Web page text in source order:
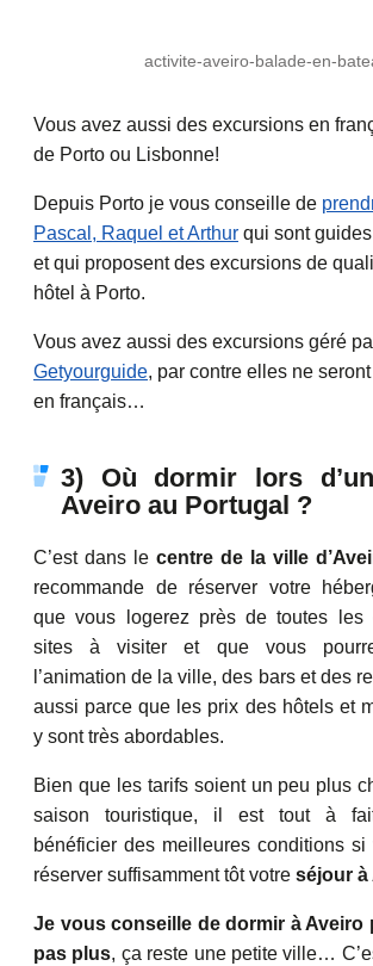
activite-aveiro-balade-en-
Vous avez aussi des excursions en
de Porto ou Lisbonne!
Depuis Porto je vous conseille de
Pascal, Raquel et Arthur qui sont
et qui proposent des excursions de
hôtel à Porto.
Vous avez aussi des excursions géré
Getyourguide, par contre elles ne
en français…
3) Où dormir lors
Aveiro au Portugal ?
C’est dans le centre de la ville
recommande de réserver votre
que vous logerez près de toutes les
sites à visiter et que vous
l’animation de la ville, des bars et des
aussi parce que les prix des hôtels et
y sont très abordables.
Bien que les tarifs soient un peu plus
saison touristique, il est tout à
bénéficier des meilleures conditions
réserver suffisamment tôt votre séjour à
Je vous conseille de dormir à Aveiro
pas plus, ça reste une petite ville…